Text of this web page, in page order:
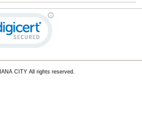
CITY All rights reserved.